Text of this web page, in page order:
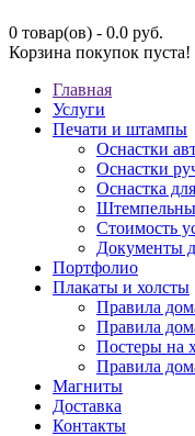
0 товар(ов) - 0.0 руб.
Корзина покупок пуста!
Главная
Услуги
Печати и штампы
Оснастки
Оснастки
Оснастка
Стоимость
Документы
Портфолио
Плакаты и холсты
Правила
Правила
Постеры на
Правила
Магниты
Доставка
Контакты